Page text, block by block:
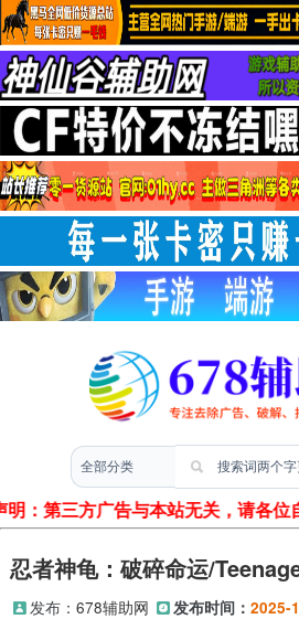
两性情感
声明：第三方广告与本站无关，请各
忍者神龟：破碎命运/
发布： 678辅助网 发布时间： 2025-